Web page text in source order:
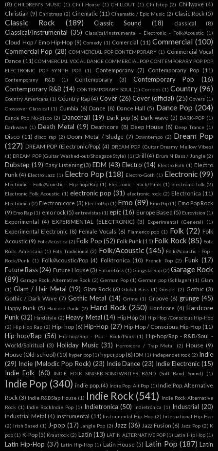
(8) CHILDREN'S MUSIC (1) Chill House (1) CHILLOUT (1) Chillstep (2) Chillwave (4)
Christian (9) Christmas (2) Cinematic (11) Cinematic / Epic Music (2) Clasic Rock (5)
Classic Rock (189) Classic Sound (18) classical (8)
Classical/Instrumental (35) Classical/Instrumental - Electronic - Folk/Acoustic (1)
Cloud Hop / Emo Hip-Hop (9) Comedy (1) Comercial (11) Commercial (100)
Commercial Pop (28) COMMERCIAL POP CONTEMPORARY (1) Commercial Vocal
Dance (11) COMMERCIAL VOCAL DANCE COMMERCIAL POP CONTEMPORARY POP POP
ELECTRONIC POP SYNTH POP
(1) Contemporany (7) Contemporany Pop (11)
Contemporany R&B (1) Contemporary (3) Contemporary Pop
(16)
Contemporary R&B (14) CONTEMPORARY SOUL (1) Corridos (1) Country (96)
Country Americana (1) Country Rap (4) Cover (26) Cover (official) (25) Covers (1)
Crossover Classical (1) Cumbia (6) Dance (8) Dance Hall (5) Dance Pop (204)
Dance Pop Nu-disco (2) Dancehall (19) Dark pop (8) Dark wave (5) DARK-POP (1)
Darkwave (1) Death Metal (19) Deathcore (8) Deep House (8) Deep Trance (1)
Disco (11) disco rap (2) Doom Metal / Sludge (7) Downtempo (2) Dream Pop
(127) DREAM POP (Electronic/Pop) (4) DREAM POP (Guitar Dreamy Mellow Vibes)
(1) DREAM POP (Guitar Washed-out/Shoegaze Style) (1) Drill (4) Drum N Bass / Jungle (2)
Dubstep (19) Easy Listening (3) EDM (43) Electro (14) Electro Folk (1) Electro
Funk (4) Electro Jazz (1) Electro Pop (118) Electro-Goth (1) Electronic (99)
Electronic - Folk/Acoustic - Hip-hop/Rap (1) Electronic - Rock/Punk (1) electronic folk (2)
Electronic Folk Acoustic (1) electronic pop (31) electronic rock (2) Electronica (11)
Electrónica (2) Electronicore (3) ElectroPop (1) Emo (89) Emo Pop (1) Emo Pop Rock
(9) Emo Rap (1) emo rock (5) entrevistas (1) epic (16) Europe Based (5) Eurovision (1)
Experimental (4) EXPERIMENTAL (ELECTRONIC) (3) Experimental (General) (1)
Experimental Electronic (8) Female Vocals (6) Flamenco pop (1) Folk (72) Folk
Acoustic (9) Folk Acústica (2) Folk Pop (52) Folk Punk (11) Folk Rock (85) Folk
Rock. Americana (1) Folk Tradicional (2) Folk/Acoustic (145) Folk/Acoustic - Pop -
Rock/Punk (1) Folk/Acoustic/Pop (4) Folktronica (10) French Pop (2) Funk (17)
Future Bass (24) Future House (3) Futurebass (1) Gangsta Rap (2) Garage Rock
(89) Garage Rock. Alternative Rock (2) German Pop (1) German pop (Schlager) (1) Glam
(1) Glam / Hair Metal (19) Glam Rock (6) Global Bass (1) Gospel (2) Gothic (3)
Gothic / Dark Wave (7) Gothic Metal (14) Grime (1) Groove (6) grunge (45)
Happy Punk (5) Harcore Punk (2) Hard Rock (250) Hardcore (4) Hardcore
Punk (32) Hardstyle (2) Heavy Metal (14) Hip Hop (3) Hip Hop /Conscious Hip-Hop
(2) Hip Hop Rap (2) Hip- hop (6) Hip-Hop (27) Hip-Hop / Conscious Hip-Hop (11)
Hip-hop/Rap (56) Hip-hop/Rap - Pop - Rock/Punk (1) Hip-hop/Rap - R&B/Soul -
World/Spiritual (3) Holiday Music (31) Horrorcore / Trap Metal (2) House (9)
House (Old-school) (10) hyper pop (1) hyperpop (8) IDM (1) independet rock (2) Indie
(29) Indie (Melodic Pop Rock) (23) Indie Dance (23) Indie Electronic (15)
Indie Folk (60) INDIE FOLK SINGER-SONGWRITER BAND (Soft Band Sound) (1)
Indie Pop (340) indie pop. (4) Indie Pop. Alt Pop (1) Indie Pop. Alternative
Rock (3) Indie R&BSlap House (1) Indie Rock (541) Indie Rock Alternative
Rock (1) Indie RockIndie Pop (1) Indietronica (50) indietrónica (1) Industrial (20)
Industrial Metal (4) instrumental (11) Instrumental Hip-Hop (2) International Hip-Hop
(2) Irish Based (1) J-pop (17) Jangle Pop (2) Jazz (36) Jazz Fusion (6) Jazz Pop (2) K
pop (1) K-Pop (5) Krautrock (2) Latin (13) LATIN ALTERNATIVE POP (1) Latin Hip Hop (1)
Latin Hip-Hop (37) Latín Hip-Hop (1) Latin House (5) Latin Pop (187) Latin